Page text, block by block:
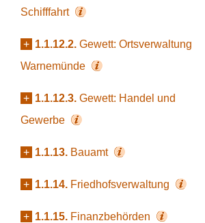
Schifffahrt
+ 1.1.12.2. Gewett: Ortsverwaltung
Warnemünde
+ 1.1.12.3. Gewett: Handel und
Gewerbe
+ 1.1.13. Bauamt
+ 1.1.14. Friedhofsverwaltung
+ 1.1.15. Finanzbehörden